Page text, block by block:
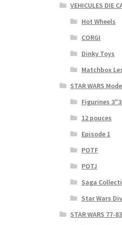
VEHICULES DIE
Hot Wheels
CORGI
Dinky Toys
Matchbox
STAR WARS
Figurines
12 pouces
Episode 1
POTF
POTJ
Saga
Star Wars
STAR WARS 77-